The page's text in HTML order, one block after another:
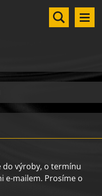
do výroby, o termínu
e-mailem. Prosíme o